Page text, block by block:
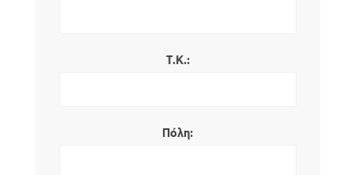
Τ.Κ.:
Πόλη: